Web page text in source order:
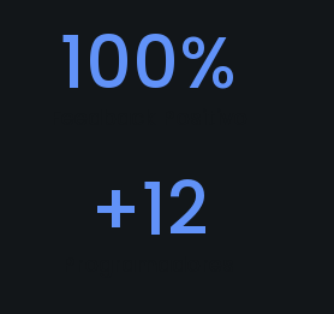
100%
+12